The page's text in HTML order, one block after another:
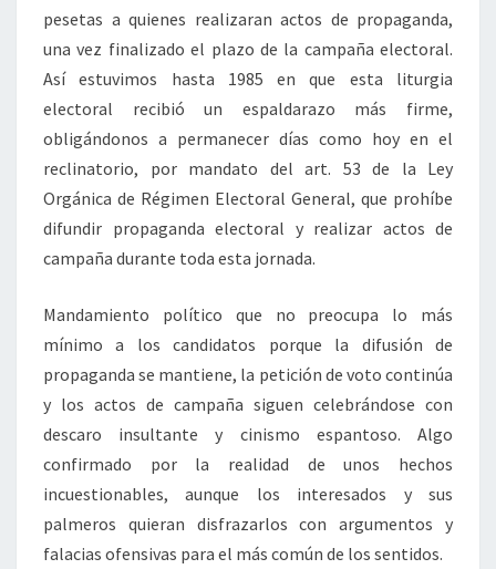
pesetas a quienes realizaran actos de propaganda,
una vez finalizado el plazo de la campaña electoral.
Así estuvimos hasta 1985 en que esta liturgia
electoral recibió un espaldarazo más firme,
obligándonos a permanecer días como hoy en el
reclinatorio, por mandato del art. 53 de la Ley
Orgánica de Régimen Electoral General, que prohíbe
difundir propaganda electoral y realizar actos de
campaña durante toda esta jornada.
Mandamiento político que no preocupa lo más
mínimo a los candidatos porque la difusión de
propaganda se mantiene, la petición de voto continúa
y los actos de campaña siguen celebrándose con
descaro insultante y cinismo espantoso. Algo
confirmado por la realidad de unos hechos
incuestionables, aunque los interesados y sus
palmeros quieran disfrazarlos con argumentos y
falacias ofensivas para el más común de los sentidos.